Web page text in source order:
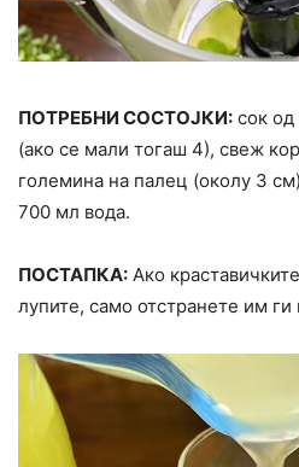
ПОТРЕБНИ СОСТОЈКИ: сок
(ако се мали тогаш 4), свеж
големина на палец (околу 3
700 мл вода.
ПОСТАПКА: Ако
лупите, само отстранете им ги